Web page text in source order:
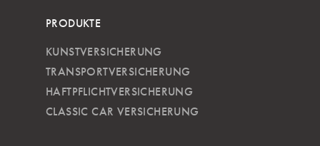
PRODUKTE
KUNSTVERSICHERUNG
TRANSPORTVERSICHERUNG
HAFTPFLICHTVERSICHERUNG
CLASSIC CAR VERSICHERUNG